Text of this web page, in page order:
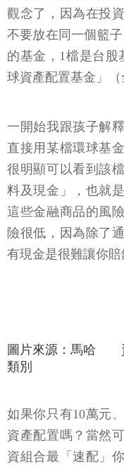
觀念了，因為在投
不要放在同一個籃
的基金，1檔是台股
球資產配置基金」（
一開始我跟孩子解
直接用某檔環球基
很明顯可以看到該
料及現金」，也就
這些金融商品的風
險很低，因為除了
有現金是很難讓你賠
圖片來源：馬哈
類別
如果你只有10萬元
資產配置嗎？當然
資組合最「速配」